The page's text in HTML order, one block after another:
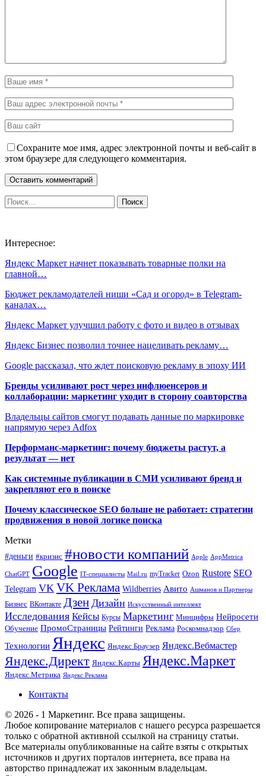
Сохраните мое имя, адрес электронной почты и веб-сайт в
этом браузере для следующего комментария.
Интересное:
Яндекс Маркет начнет показывать товарные полки на
главной…
Бюджет рекламодателей ниши «Сад и огород» в Telegram-
каналах…
Яндекс Маркет улучшил работу с фото и видео в отзывах
Яндекс Бизнес позволил точнее нацеливать рекламу…
Google рассказал, что ждет поисковую рекламу в эпоху ИИ
Бренды усиливают рост через инфлюенсеров и
коллаборации: маркетинг уходит в сторону соавторства
Владельцы сайтов смогут подавать данные по маркировке
напрямую через Adfox
Перформанс-маркетинг: почему бюджеты растут, а
результат — нет
Как системные публикации в СМИ усиливают бренд и
закрепляют его в поиске
Почему классическое SEO больше не работает: стратегии
продвижения в новой логике поиска
Метки
#деньги #кризис #новости компаний Apple AppMetrica
ChatGPT Google IT-специалисты Mail.ru myTracker Ozon Rustore SEO
Telegram VK VK Реклама Wildberries Авито Ашманов и Партнеры
Бизнес ВКонтакте Дзен Дизайн Искусственный интеллект
Исследования Кейсы Курсы Маркетинг Минцифры Нейросети
Обучение ПромоСтраницы Рейтинги Реклама Роскомнадзор Сбер
Технологии Яндекс Яндекс.Браузер Яндекс.Вебмастер
Яндекс.Директ Яндекс.Карты Яндекс.Маркет
Яндекс.Метрика Яндекс Реклама
Контакты
© 2026 - 1 Маркетинг. Все права защищены.
Любое копирование материалов с нашего ресурса разрешается
только с обратной активной ссылкой на страницу статьи.
Все материалы опубликованные на сайте взяты с открытых
источников и других порталов интернета, все права на
авторство принадлежат их законным владельцам.